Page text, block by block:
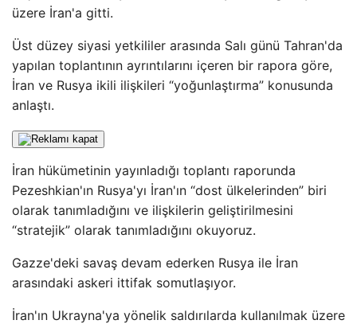
üzere İran'a gitti.
Üst düzey siyasi yetkililer arasında Salı günü Tahran'da
yapılan toplantının ayrıntılarını içeren bir rapora göre,
İran ve Rusya ikili ilişkileri “yoğunlaştırma” konusunda
anlaştı.
İran hükümetinin yayınladığı toplantı raporunda
Pezeshkian'ın Rusya'yı İran'ın “dost ülkelerinden” biri
olarak tanımladığını ve ilişkilerin geliştirilmesini
“stratejik” olarak tanımladığını okuyoruz.
Gazze'deki savaş devam ederken Rusya ile İran
arasındaki askeri ittifak somutlaşıyor.
İran'ın Ukrayna'ya yönelik saldırılarda kullanılmak üzere